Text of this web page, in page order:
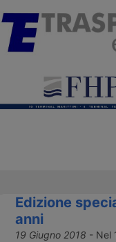
Edizione
anni
19 Giugno 2018 - Nel